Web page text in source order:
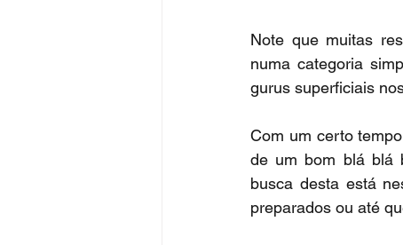
Note que muitas
numa categoria
gurus superficiais
Com um certo
de um bom blá blá
busca desta está
preparados ou até